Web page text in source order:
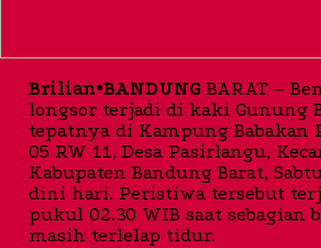
Brilian•BANDUNG BARAT –
longsor terjadi di kaki Gunung
tepatnya di Kampung Babakan
05 RW 11, Desa Pasirlangu,
Kabupaten Bandung Barat,
dini hari. Peristiwa tersebut
pukul 02.30 WIB saat sebagian
masih terlelap tidur.